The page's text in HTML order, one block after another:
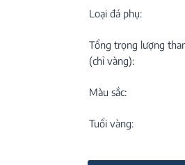
Loại đá phụ:
Tổng trọng lượng
(chỉ vàng):
Màu sắc:
Tuổi vàng: